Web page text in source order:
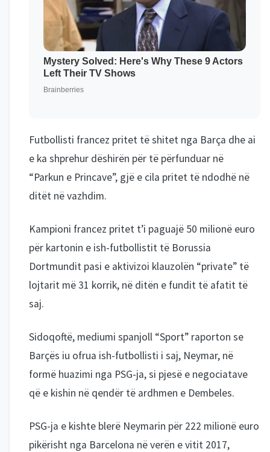
Futbollisti francez pritet të shitet nga Barça dhe ai
e ka shprehur dëshirën për të përfunduar në
“Parkun e Princave”, gjë e cila pritet të ndodhë në
ditët në vazhdim.
Kampioni francez pritet t’i paguajë 50 milionë euro
për kartonin e ish-futbollistit të Borussia
Dortmundit pasi e aktivizoi klauzolën “private” të
lojtarit më 31 korrik, në ditën e fundit të afatit të
saj.
Sidoqoftë, mediumi spanjoll “Sport” raporton se
Barçës iu ofrua ish-futbollisti i saj, Neymar, në
formë huazimi nga PSG-ja, si pjesë e negociatave
që e kishin në qendër të ardhmen e Dembeles.
PSG-ja e kishte blerë Neymarin për 222 milionë euro
pikërisht nga Barcelona në verën e vitit 2017,